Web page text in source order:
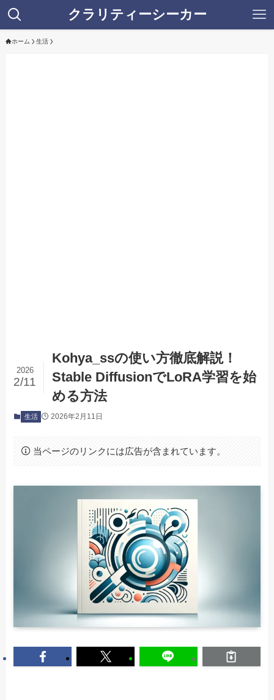
クラリティーシーカー
ホーム 生活
Kohya_ssの使い方徹底解説！
Stable DiffusionでLoRA学習を始
める方法
2026
2/11
生活 2026年2月11日
当ページのリンクには広告が含まれています。